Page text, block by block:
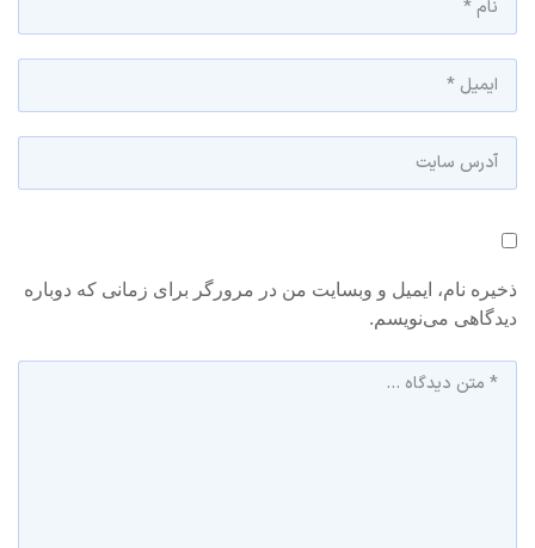
ذخیره نام، ایمیل و وبسایت من در مرورگر برای زمانی که دوباره
دیدگاهی می‌نویسم.